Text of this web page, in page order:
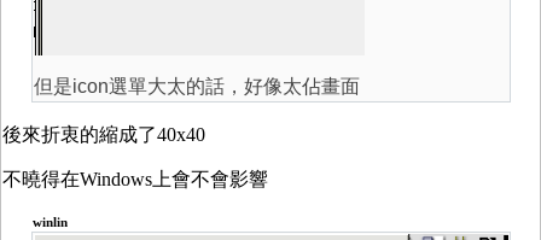
但是icon選單大太的話，好像太佔畫面
後來折衷的縮成了40x40
不曉得在Windows上會不會影響
winlin